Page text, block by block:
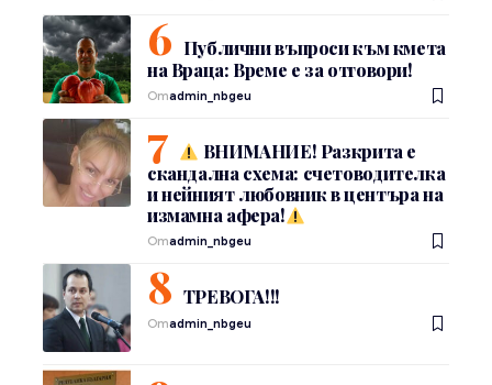
Публични въпроси към кмета
на Враца: Време е за отговори!
Отadmin_nbgeu
ВНИМАНИЕ! Разкрита е
скандална схема: счетоводителка
и нейният любовник в центъра на
измамна афера!
Отadmin_nbgeu
ТРЕВОГА!!!
Отadmin_nbgeu